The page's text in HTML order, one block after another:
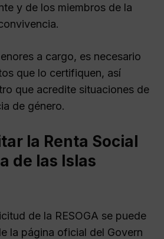
y de los miembros de la
a cargo, es necesario
que lo certifiquen, así
que acredite situaciones de
de género.
la Renta Social
de las Islas
de la RESOGA se puede
la página oficial del Govern